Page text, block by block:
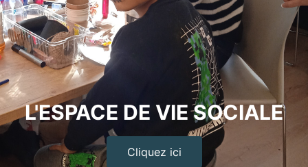
L'ESPACE DE VIE SOCIALE
Cliquez ici